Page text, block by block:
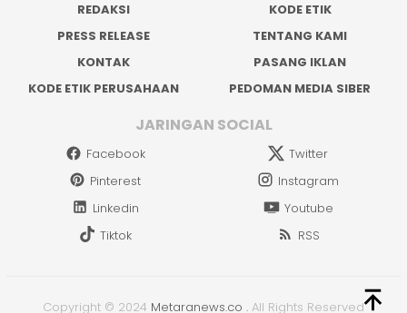
REDAKSI
KODE ETIK
PRESS RELEASE
TENTANG KAMI
KONTAK
PASANG IKLAN
KODE ETIK PERUSAHAAN
PEDOMAN MEDIA SIBER
JARINGAN SOCIAL
Facebook
Twitter
Pinterest
Instagram
Linkedin
Youtube
Tiktok
RSS
Copyright © 2024 Metaranews.co . All Rights Reserved